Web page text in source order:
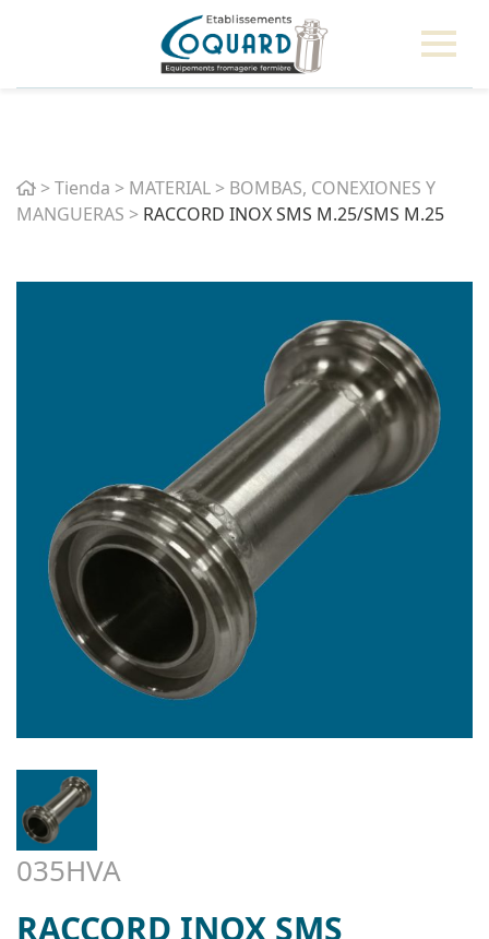
Home
>Tienda > MATERIAL > BOMBAS, CONEXIONES Y
MANGUERAS > RACCORD INOX SMS M.25/SMS M.25
035HVA
RACCORD INOX SMS